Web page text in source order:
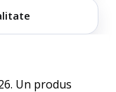
Un produs